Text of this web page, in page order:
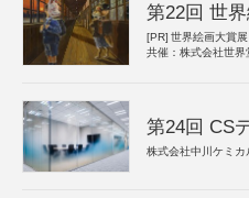
第22回 世
[PR] 世界絵画大賞
共催：株式会社世界
第24回 CS
株式会社中川ケミカ